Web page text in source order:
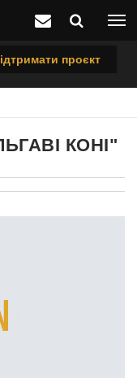
проєкт
коні"
КОНІ"